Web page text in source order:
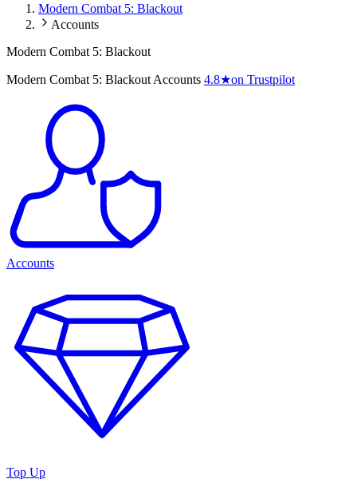
Modern Combat 5: Blackout
Accounts
Modern Combat 5: Blackout
Modern Combat 5: Blackout Accounts 4.8★on Trustpilot
Accounts
Top Up